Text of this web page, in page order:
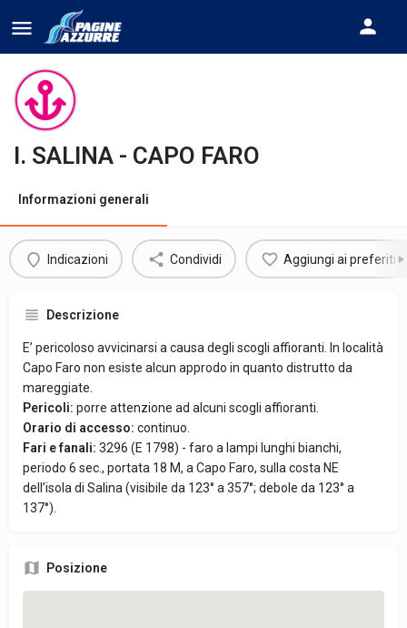
I. SALINA - CAPO FARO
Informazioni generali
Indicazioni Condividi Aggiungi ai preferiti
Descrizione
E’ pericoloso avvicinarsi a causa degli scogli affioranti. In località
Capo Faro non esiste alcun approdo in quanto distrutto da
mareggiate.
Pericoli: porre attenzione ad alcuni scogli affioranti.
Orario di accesso: continuo.
Fari e fanali: 3296 (E 1798) - faro a lampi lunghi bianchi,
periodo 6 sec., portata 18 M, a Capo Faro, sulla costa NE
dell’isola di Salina (visibile da 123° a 357°; debole da 123° a
137°).
Posizione